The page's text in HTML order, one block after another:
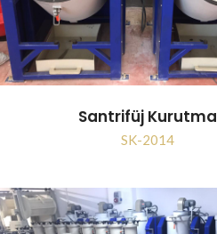
Santrifüj Kurutma
SK-2014